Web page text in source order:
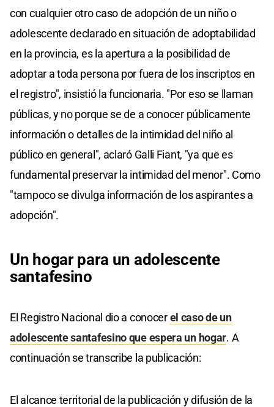
con cualquier otro caso de adopción de un niño o
adolescente declarado en situación de adoptabilidad
en la provincia, es la apertura a la posibilidad de
adoptar a toda persona por fuera de los inscriptos en
el registro", insistió la funcionaria. "Por eso se llaman
públicas, y no porque se de a conocer públicamente
información o detalles de la intimidad del niño al
público en general", aclaró Galli Fiant, "ya que es
fundamental preservar la intimidad del menor". Como
"tampoco se divulga información de los aspirantes a
adopción".
Un hogar para un adolescente
santafesino
El Registro Nacional dio a conocerel caso de un
adolescente santafesino que espera un hogar. A
continuación se transcribe la publicación:
El alcance territorial de la publicación y difusión de la